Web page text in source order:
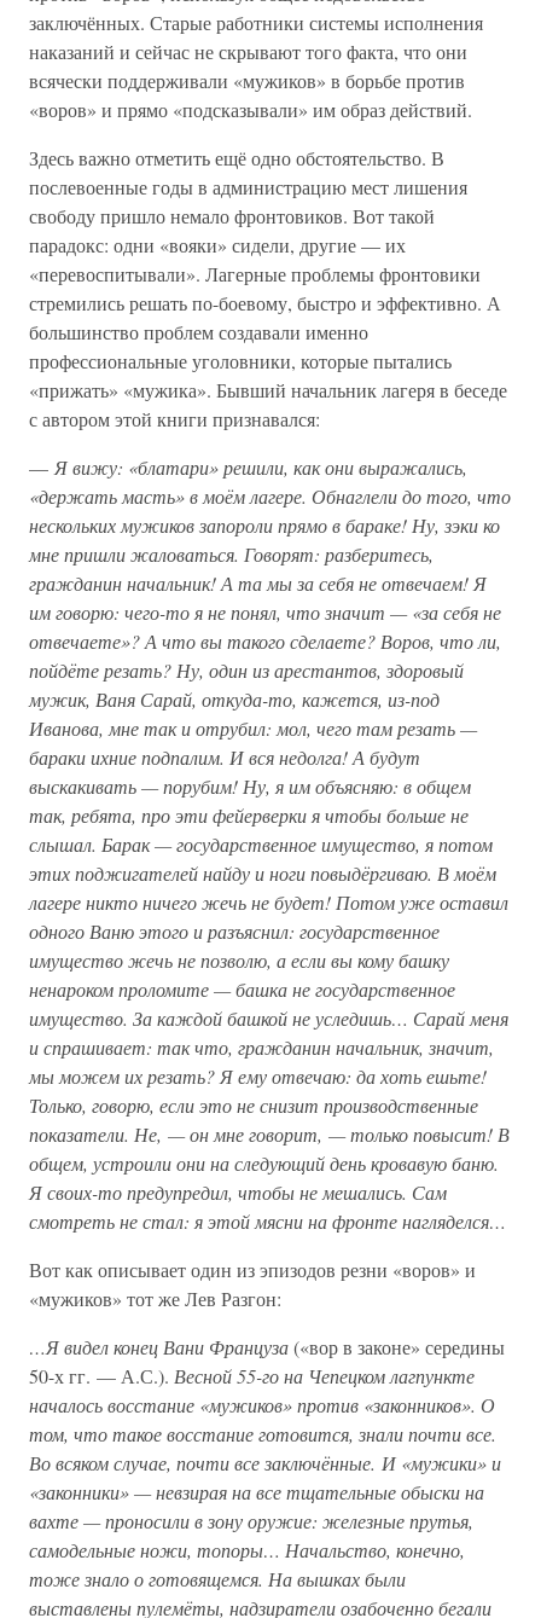
заключённых. Старые работники системы исполнения
наказаний и сейчас не скрывают того факта, что они
всячески поддерживали «мужиков» в борьбе против
«воров» и прямо «подсказывали» им образ действий.
Здесь важно отметить ещё одно обстоятельство. В
послевоенные годы в администрацию мест лишения
свободу пришло немало фронтовиков. Вот такой
парадокс: одни «вояки» сидели, другие — их
«перевоспитывали». Лагерные проблемы фронтовики
стремились решать по-боевому, быстро и эффективно. А
большинство проблем создавали именно
профессиональные уголовники, которые пытались
«прижать» «мужика». Бывший начальник лагеря в беседе
с автором этой книги признавался:
— Я вижу: «блатари» решили, как они выражались,
«держать масть» в моём лагере. Обнаглели до того, что
нескольких мужиков запороли прямо в бараке! Ну, зэки ко
мне пришли жаловаться. Говорят: разберитесь,
гражданин начальник! А та мы за себя не отвечаем! Я
им говорю: чего-то я не понял, что значит — «за себя не
отвечаете»? А что вы такого сделаете? Воров, что ли,
пойдёте резать? Ну, один из арестантов, здоровый
мужик, Ваня Сарай, откуда-то, кажется, из-под
Иванова, мне так и отрубил: мол, чего там резать —
бараки ихние подпалим. И вся недолга! А будут
выскакивать — порубим! Ну, я им объясняю: в общем
так, ребята, про эти фейерверки я чтобы больше не
слышал. Барак — государственное имущество, я потом
этих поджигателей найду и ноги повыдёргиваю. В моём
лагере никто ничего жечь не будет! Потом уже оставил
одного Ваню этого и разъяснил: государственное
имущество жечь не позволю, а если вы кому башку
ненароком проломите — башка не государственное
имущество. За каждой башкой не уследишь… Сарай меня
и спрашивает: так что, гражданин начальник, значит,
мы можем их резать? Я ему отвечаю: да хоть ешьте!
Только, говорю, если это не снизит производственные
показатели. Не, — он мне говорит, — только повысит! В
общем, устроили они на следующий день кровавую баню.
Я своих-то предупредил, чтобы не мешались. Сам
смотреть не стал: я этой мясни на фронте нагляделся…
Вот как описывает один из эпизодов резни «воров» и
«мужиков» тот же Лев Разгон:
…Я видел конец Вани Француза(«вор в законе» середины
50-х гг. — А.С.). Весной 55-го на Чепецком лагпункте
началось восстание «мужиков» против «законников». О
том, что такое восстание готовится, знали почти все.
Во всяком случае, почти все заключённые. И «мужики» и
«законники» — невзирая на все тщательные обыски на
вахте — проносили в зону оружие: железные прутья,
самодельные ножи, топоры… Начальство, конечно,
тоже знало о готовящемся. На вышках были
выставлены пулемёты, надзиратели озабоченно бегали